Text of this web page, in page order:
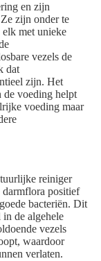
en zijn
zijn onder te
elk met unieke
vezels de
dat
zijn. Het
de voeding helpt
voeding maar
reiniger
darmflora positief
bacteriën. Dit
de algehele
vezels
waardoor
verlaten.